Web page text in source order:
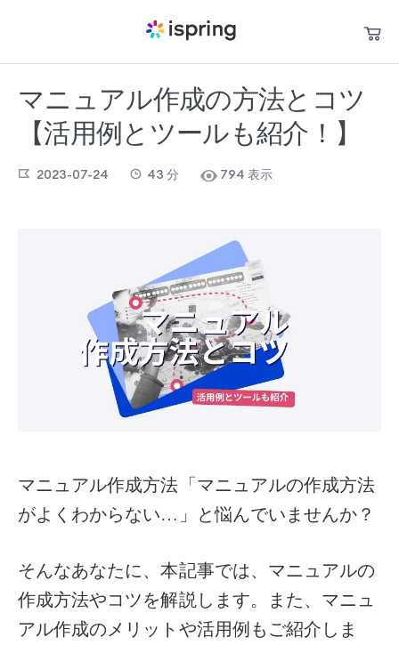
製品
パートナー
お問い合わせ
+1 800 640 0868
sales@ispring.jp
買い物かご
私のアカウント
マニュアル作成の方法とコツ
【活用例とツールも紹介！】
2023-07-24 43 分 794 表示
マニュアル作成方法「マニュアルの作成方法
がよくわからない…」と悩んでいませんか？
そんなあなたに、本記事では、マニュアルの
作成方法やコツを解説します。また、マニュ
アル作成のメリットや活用例もご紹介しま